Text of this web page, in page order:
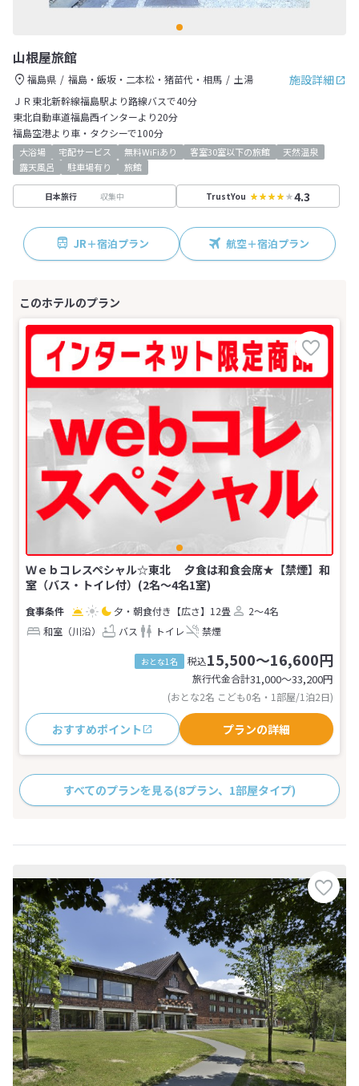
山根屋旅館
施設詳細
福島県 福島・飯坂・二本松・猪苗代・相馬
土湯
ＪＲ東北新幹線福島駅より路線バスで40分
東北自動車道福島西インターより20分
福島空港より車・タクシーで100分
大浴場 宅配サービス 無料WiFiあり 客室30室以下の旅館
天然温泉
露天風呂
駐車場有り 旅館
日本旅行 収集中 TrustYou 4.3
JR＋宿泊プラン 航空＋宿泊プラン
Ｗｅｂコレスペシャル☆東北 夕食は和食会席★【禁煙】和
室（バス・トイレ付）(2名～4名1室)
夕・朝食付き 【広さ】12畳
2～4名
和室（川沿）
バス トイレ 禁煙
おとな1名 税込15,500～16,600円
旅行代金合計31,000〜33,200円
(おとな2名 こども0名・1部屋/1泊2日)
おすすめポイント プランの詳細
すべてのプランを見る(8プラン、1部屋タイプ)